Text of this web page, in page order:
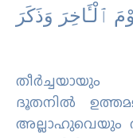
ٱلْـَٔاخِرَ وَذَكَرَ
തീര്‍ച്ചയായും
ദൂതനില്‍
അല്ലാഹുവെയും